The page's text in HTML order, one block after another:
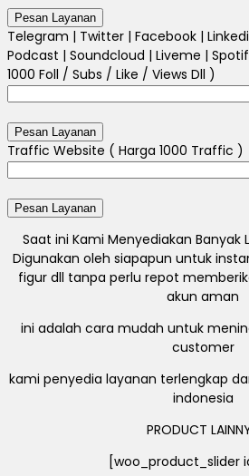
Telegram | Twitter | Facebook |
Podcast | Soundcloud | Liveme |
1000 Foll / Subs / Like / Views Dll )
Traffic Website ( Harga 1000 Traffic )
Saat ini Kami Menyediakan Banyak
Digunakan oleh siapapun untuk
figur dll tanpa perlu repot
akun aman
ini adalah cara mudah untuk
customer
kami penyedia layanan terlengkap
indonesia
PRODUCT
[woo_product_slider